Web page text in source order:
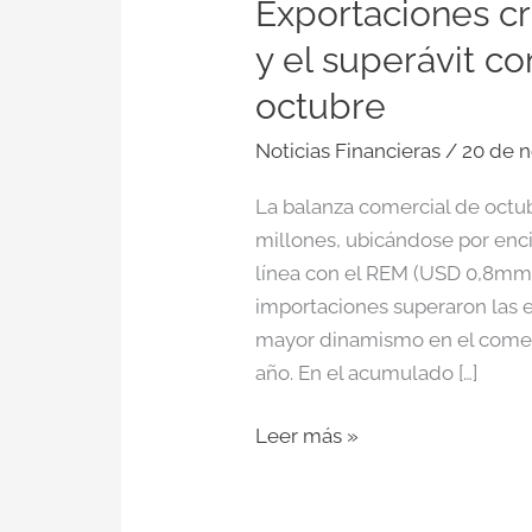
Exportaciones
y el superávit
octubre
Noticias Financieras /20 de
La balanza comercial de
millones, ubicándose por
línea con el REM (USD
importaciones superaron las
mayor dinamismo en el
año. En el acumulado […]
Leer más »